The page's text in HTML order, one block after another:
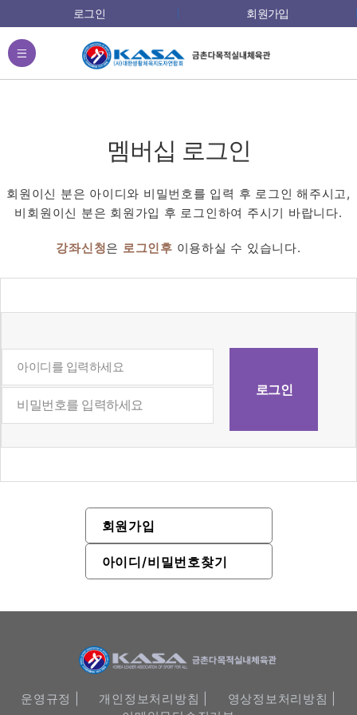
로그인 회원가입
전체메뉴
멤버십 로그인
회원이신 분은 아이디와 비밀번호를 입력 후 로그인 해주시고,
비회원이신 분은 회원가입 후 로그인하여 주시기 바랍니다.
강좌신청은 로그인후 이용하실 수 있습니다.
회원가입
아이디/비밀번호찾기
운영규정 | 개인정보처리방침 |
영상정보처리방침 |